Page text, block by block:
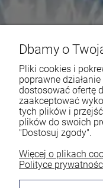
Dbamy o
Pliki cookies i
poprawne
dostosować ofertę
zaakceptować
tych plików i
plików do swoich
"Dostosuj zgody".
Więcej o plikach
Polityce